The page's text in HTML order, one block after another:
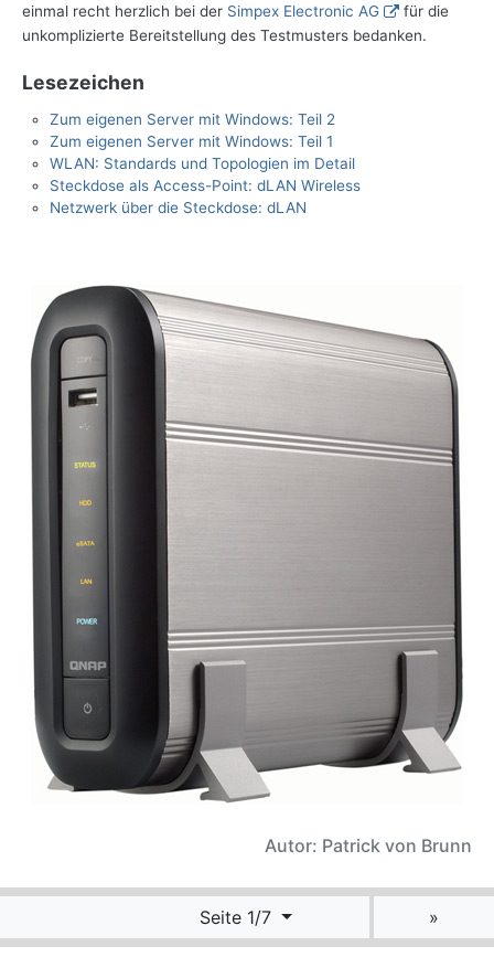
einmal recht herzlich bei der Simpex Electronic AG
für die
unkomplizierte Bereitstellung des Testmusters bedanken.
Lesezeichen
Zum eigenen Server mit Windows: Teil 2
Zum eigenen Server mit Windows: Teil 1
WLAN: Standards und Topologien im Detail
Steckdose als Access-Point: dLAN Wireless
Netzwerk über die Steckdose: dLAN
Autor: Patrick von Brunn
Seite 1/7 »